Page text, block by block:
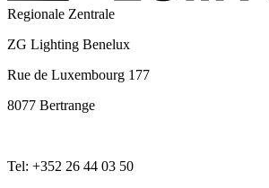
Regionale Zentrale
ZG Lighting Benelux
Rue de Luxembourg 177
8077 Bertrange
Tel: +352 26 44 03 50